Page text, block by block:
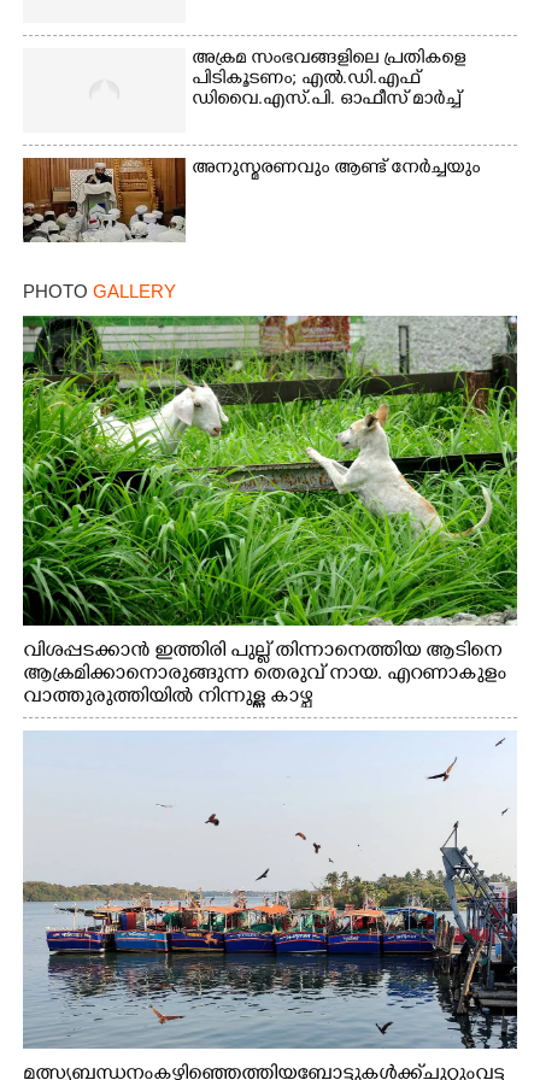
അക്രമ സംഭവങ്ങളിലെ പ്രതികളെ
പിടികൂടണം; എൽ.ഡി.എഫ്
ഡിവൈ.എസ്.പി. ഓഫീസ് മാർച്ച്
അനുസ്മരണവും ആണ്ട് നേർച്ചയും
PHOTO GALLERY
വിശപ്പടക്കാൻ ഇത്തിരി പുല്ല് തിന്നാനെത്തിയ ആടിനെ
ആക്രമിക്കാനൊരുങ്ങുന്ന തെരുവ് നായ. എറണാകുളം
വാത്തുരുത്തിയിൽ നിന്നുള്ള കാഴ്ച
മത്സ്യബന്ധനം കഴിഞ്ഞെത്തിയ ബോട്ടുകൾക്ക് ചുറ്റും വട്ട